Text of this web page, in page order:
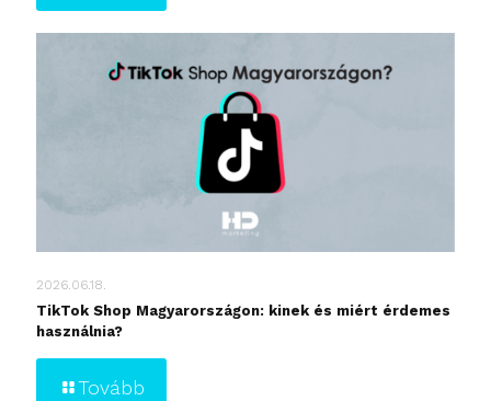
2026.06.18.
TikTok Shop Magyarországon: kinek és miért érdemes
használnia?
Tovább